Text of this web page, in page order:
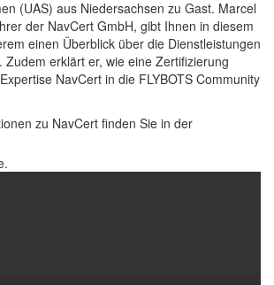
(UAS) aus Niedersachsen zu Gast. Marcel
der NavCert GmbH, gibt Ihnen in diesem
einen Überblick über die Dienstleistungen
Zudem erklärt er, wie eine Zertifizierung
NavCert in die FLYBOTS Community
zu NavCert finden Sie in der